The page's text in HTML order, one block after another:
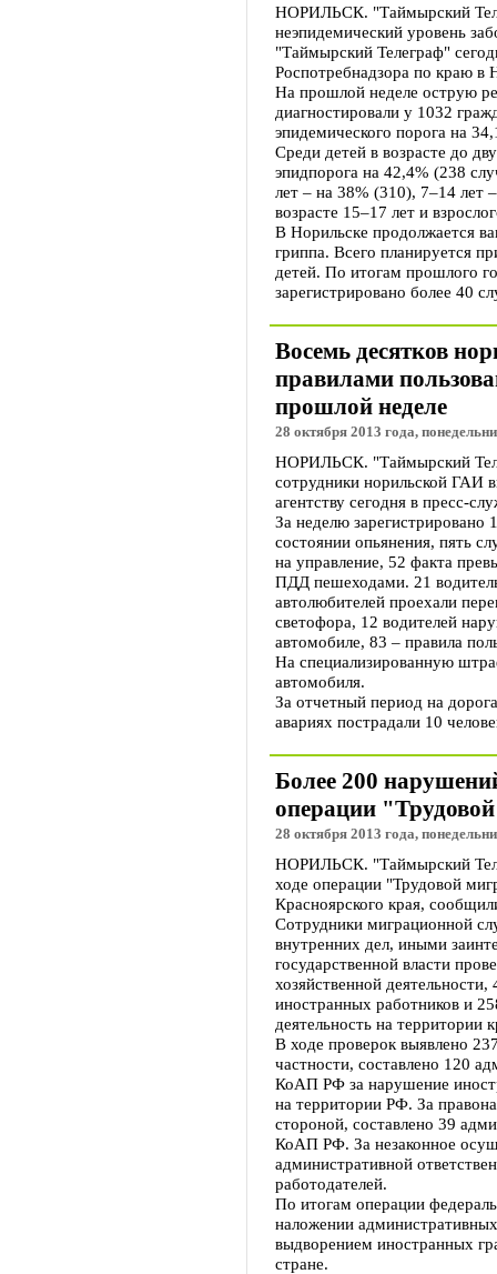
НОРИЛЬСК. "Таймырский
неэпидемический уровень
"Таймырский Телеграф"
Роспотребнадзора по краю в
На прошлой неделе острую
диагностировали у 1032
эпидемического порога на
Среди детей в возрасте до
эпидпорога на 42,4% (238
лет – на 38% (310), 7–14 лет
возрасте 15–17 лет и
В Норильске продолжается
гриппа. Всего планируется
детей. По итогам прошлого
зарегистрировано более 40
Восемь десятков
правилами
прошлой неделе
28 октября 2013 года,
НОРИЛЬСК. "Таймырский
сотрудники норильской
агентству сегодня в пресс-
За неделю зарегистрировано
состоянии опьянения, пять
на управление, 52 факта
ПДД пешеходами. 21
автолюбителей проехали
светофора, 12 водителей
автомобиле, 83 – правила
На специализированную
автомобиля.
За отчетный период на
авариях пострадали 10
Более 200
операции
28 октября 2013 года,
НОРИЛЬСК. "Таймырский
ходе операции "Трудовой
Красноярского края,
Сотрудники миграционной
внутренних дел, иными
государственной власти
хозяйственной
иностранных работников и
деятельность на территории
В ходе проверок выявлено
частности, составлено 120
КоАП РФ за нарушение
на территории РФ. За
стороной, составлено 39
КоАП РФ. За незаконное
административной
работодателей.
По итогам операции
наложении
выдворением иностранных
стране.